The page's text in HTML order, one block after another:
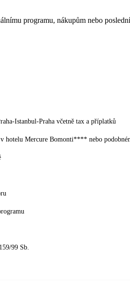
programu, nákupům nebo
Istanbul-Praha včetně tax a příplatků
v hotelu Mercure Bomonti**** nebo
99 Sb.